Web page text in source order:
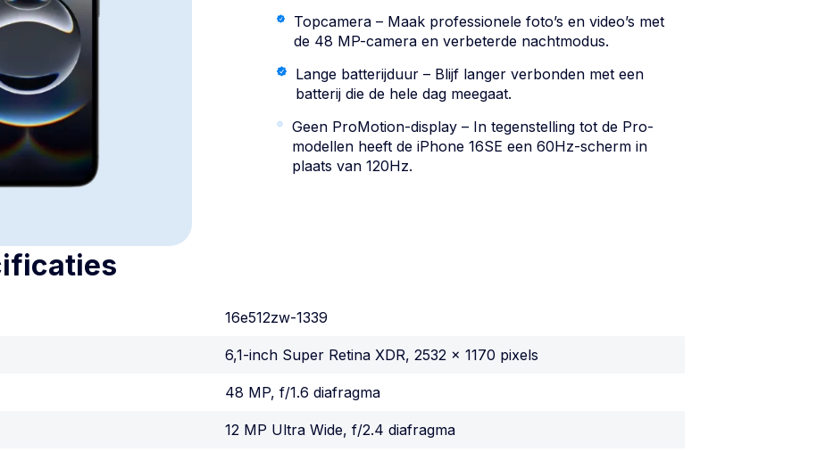
Topcamera – Maak professionele foto’s en video’s met
de 48 MP-camera en verbeterde nachtmodus.
Lange batterijduur – Blijf langer verbonden met een
batterij die de hele dag meegaat.
Geen ProMotion-display – In tegenstelling tot de Pro-
modellen heeft de iPhone 16SE een 60Hz-scherm in
plaats van 120Hz.
16e512zw-1339
6,1-inch Super Retina XDR, 2532 x 1170 pixels
48 MP, f/1.6 diafragma
12 MP Ultra Wide, f/2.4 diafragma